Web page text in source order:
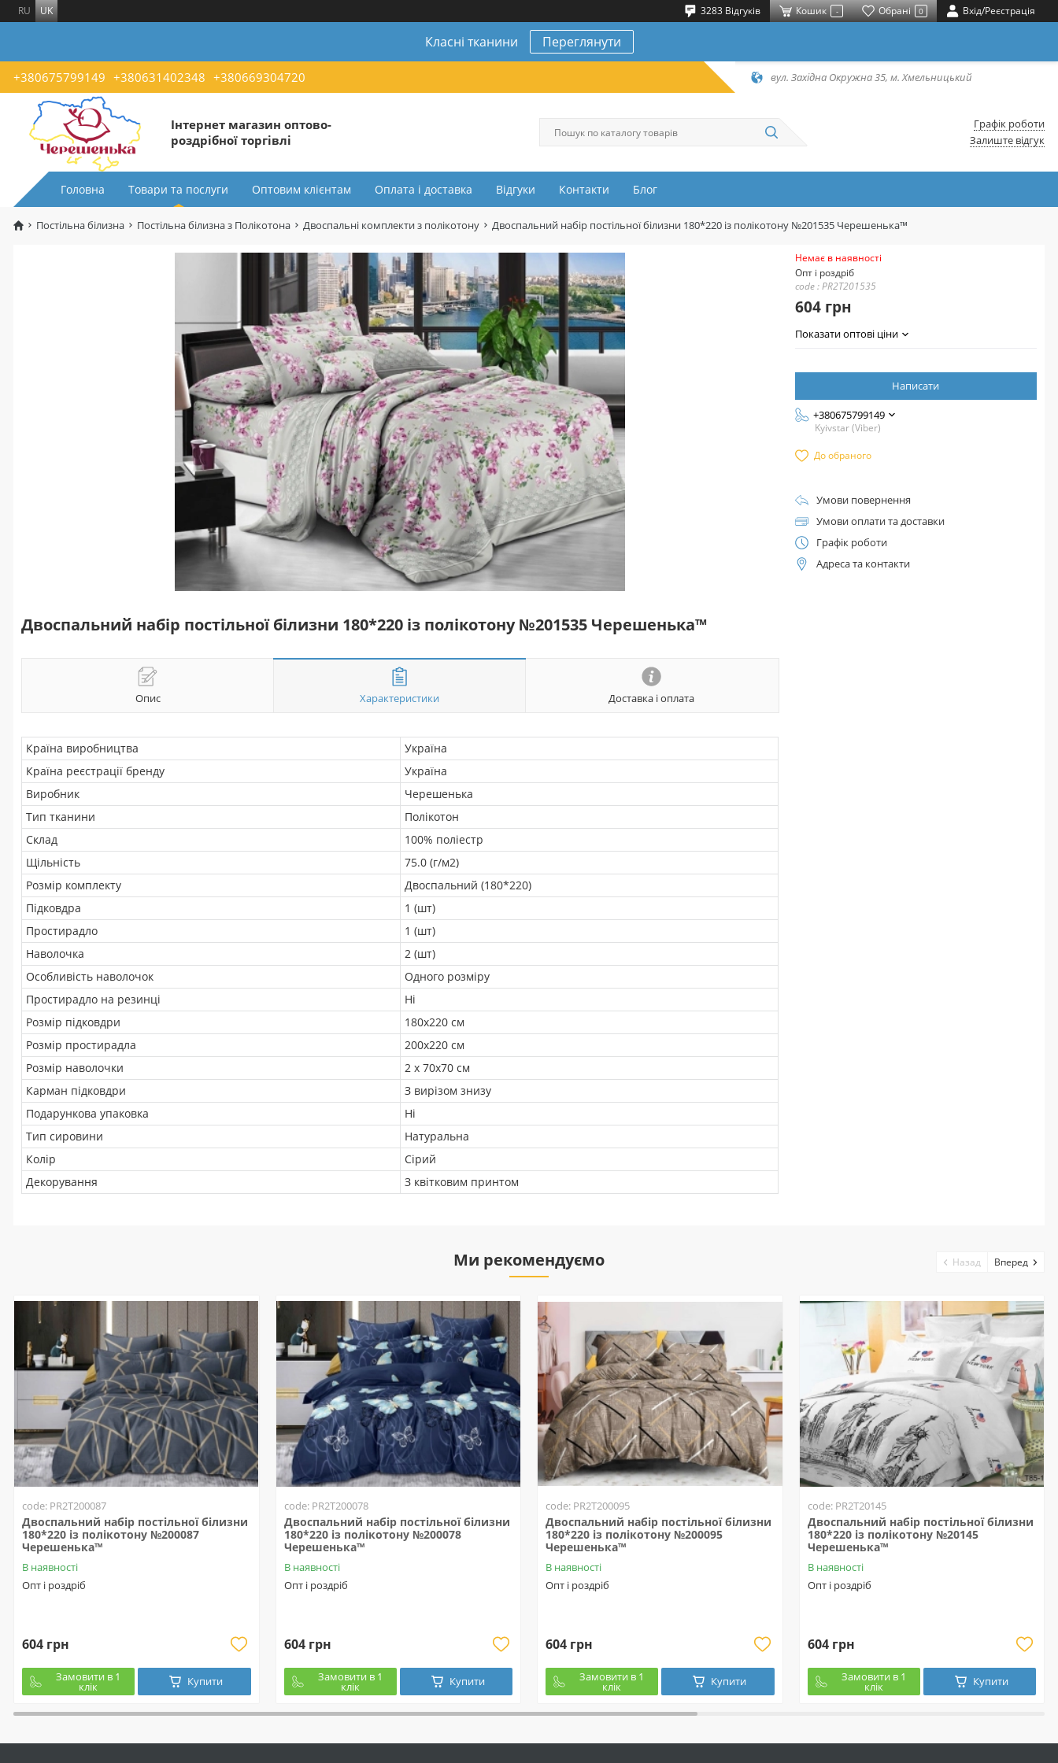
RU UK 3283 Відгуків Кошик - Обрані 0 Вхід/Реєстрація
Класні тканини Переглянути
+380675799149 +380631402348 +380669304720 вул. Західна Окружна 35, м. Хмельницький
Інтернет магазин оптово-
роздрібної торгівлі
Графік роботи
Залиште відгук
Головна Товари та послуги Оптовим клієнтам Оплата і доставка Відгуки Контакти Блог
Постільна білизна Постільна білизна з Полікотона Двоспальні комплекти з полікотону Двоспальний набір постільної білизни 180*220 із полікотону №201535 Черешенька™
Двоспальний набір постільної білизни 180*220 із полікотону №201535 Черешенька™
Опис Характеристики Доставка і оплата
Країна виробництва
Україна
Країна реєстрації бренду
Україна
Виробник
Черешенька
Тип тканини
Полікотон
Склад
100% поліестр
Щільність
75.0 (г/м2)
Розмір комплекту
Двоспальний (180*220)
Підковдра
1 (шт)
Простирадло
1 (шт)
Наволочка
2 (шт)
Особливість наволочок
Одного розміру
Простирадло на резинці
Ні
Розмір підковдри
180х220 см
Розмір простирадла
200х220 см
Розмір наволочки
2 х 70х70 см
Карман підковдри
З вирізом знизу
Подарункова упаковка
Ні
Тип сировини
Натуральна
Колір
Сірий
Декорування
З квітковим принтом
Немає в наявності
Опт і роздріб
code : PR2T201535
604 грн
Показати оптові ціни
Написати
+380675799149
Kyivstar (Viber)
До обраного
Умови повернення
Умови оплати та доставки
Графік роботи
Адреса та контакти
Ми рекомендуємо
code: PR2T200087
Двоспальний набір постільної білизни
180*220 із полікотону №200087
Черешенька™
В наявності
Опт і роздріб
604 грн
Замовити в 1
клік Купити
code: PR2T200078
Двоспальний набір постільної білизни
180*220 із полікотону №200078
Черешенька™
В наявності
Опт і роздріб
604 грн
Замовити в 1
клік Купити
code: PR2T200095
Двоспальний набір постільної білизни
180*220 із полікотону №200095
Черешенька™
В наявності
Опт і роздріб
604 грн
Замовити в 1
клік Купити
code: PR2T20145
Двоспальний набір постільної білизни
180*220 із полікотону №20145
Черешенька™
В наявності
Опт і роздріб
604 грн
Замовити в 1
клік Купити
Назад Вперед